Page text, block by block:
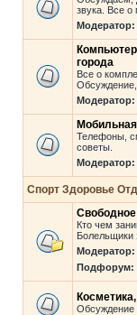
звука. Все о
Модератор:
города
Все о
Обсуждение,
Модератор:
Телефоны,
советы.
Модератор:
Спорт Здоровье
Кто чем
Болельщики
Модератор:
Подфорум:
Обсуждение